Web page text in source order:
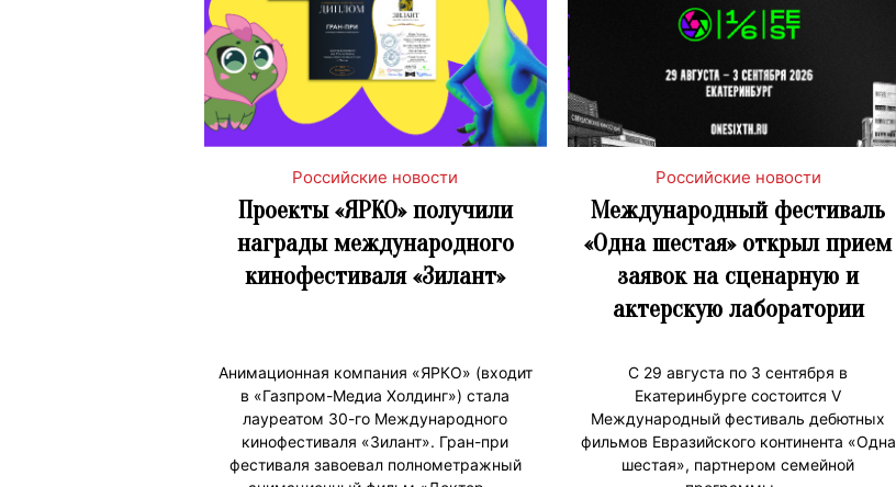
Российские новости
Проекты «ЯРКО» получили
награды международного
кинофестиваля «Зилант»
Анимационная компания «ЯРКО» (входит
в «Газпром-Медиа Холдинг») стала
лауреатом 30-го Международного
кинофестиваля «Зилант». Гран-при
фестиваля завоевал полнометражный
Российские новости
Международный фестиваль
«Одна шестая» открыл прием
заявок на сценарную и
актерскую лаборатории
С 29 августа по 3 сентября в
Екатеринбурге состоится V
Международный фестиваль дебютных
фильмов Евразийского континента «Одна
шестая», партнером семейной